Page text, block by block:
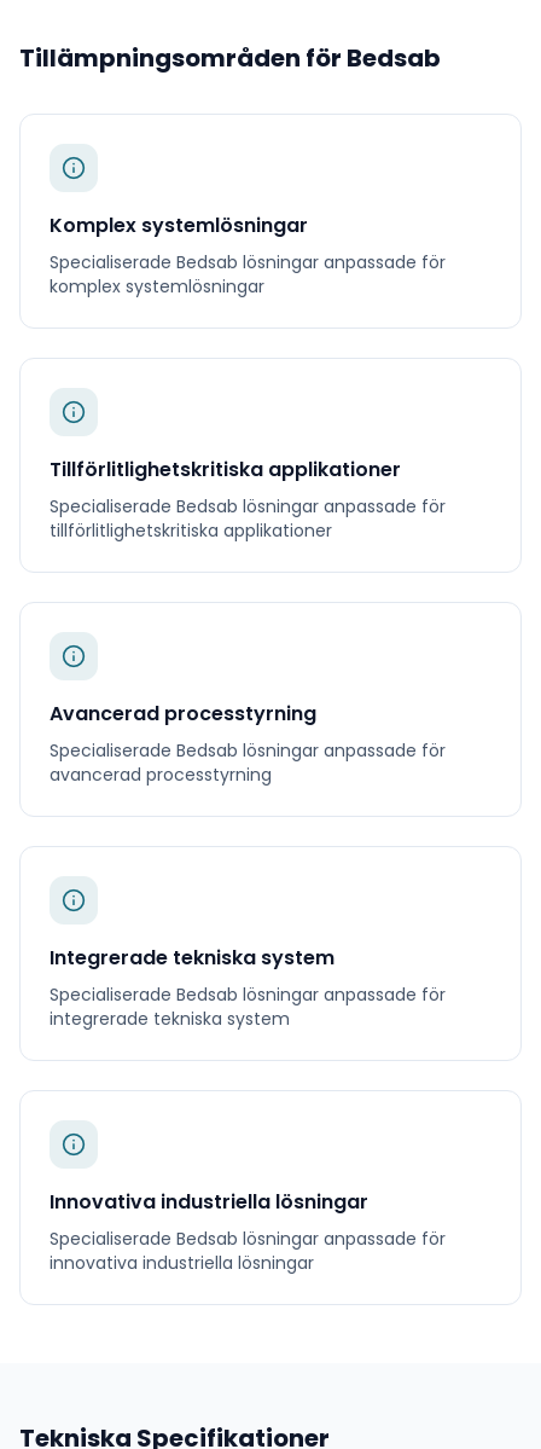
Tillämpningsområden för Bedsab
Komplex systemlösningar
Specialiserade Bedsab lösningar anpassade för
komplex systemlösningar
Tillförlitlighetskritiska applikationer
Specialiserade Bedsab lösningar anpassade för
tillförlitlighetskritiska applikationer
Avancerad processtyrning
Specialiserade Bedsab lösningar anpassade för
avancerad processtyrning
Integrerade tekniska system
Specialiserade Bedsab lösningar anpassade för
integrerade tekniska system
Innovativa industriella lösningar
Specialiserade Bedsab lösningar anpassade för
innovativa industriella lösningar
Tekniska Specifikationer